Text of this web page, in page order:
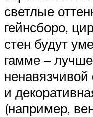
светлые
гейнсборо,
стен будут
гамме –
и
(например,